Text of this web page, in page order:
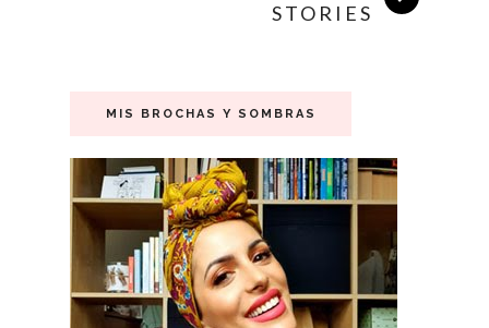
STORIES
MIS BROCHAS Y SOMBRAS